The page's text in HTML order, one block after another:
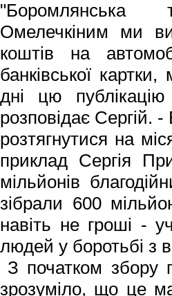
"Боромлянська
Омелечкіним ми
коштів на
банківської
дні цю
розповідає
розтягнутися на
приклад Сергія
мільйонів
зібрали 600
навіть не гроші -
людей у боротьбі з
З початком збору
зрозуміло, що це